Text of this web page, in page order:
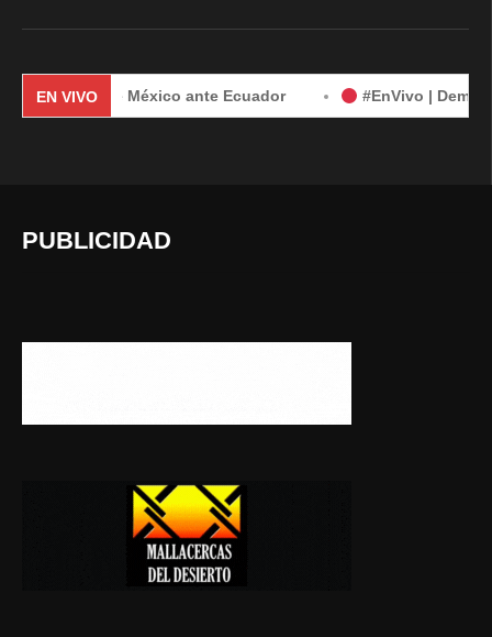
EN VIVO
de México ante Ecuador #EnVivo | Demanda de
PUBLICIDAD